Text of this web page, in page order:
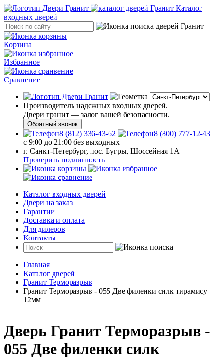
Каталог
входных дверей
Корзина
Избранное
Сравнение
Производитель надежных входных дверей.
Двери гранит — залог вашей безопасности.
Обратный звонок
8 (812) 336-43-62
8 (800) 777-12-43
с 9:00 до 21:00 без выходных
г. Санкт-Петербург, пос. Бугры, Шоссейная 1А
Проверить подлинность
Каталог входных дверей
Двери на заказ
Гарантии
Доставка и оплата
Для дилеров
Контакты
Главная
Каталог дверей
Гранит Терморазрыв
Гранит Терморазрыв - 055 Две филенки силк тирамису
12мм
Дверь Гранит Терморазрыв -
055 Две филенки силк